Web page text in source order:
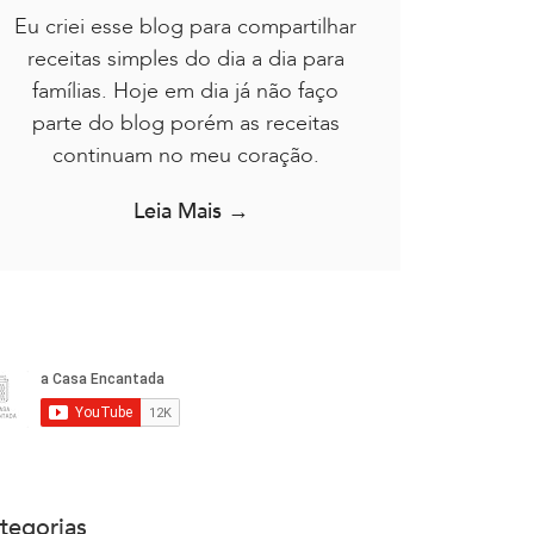
Eu criei esse blog para compartilhar
receitas simples do dia a dia para
famílias. Hoje em dia já não faço
parte do blog porém as receitas
continuam no meu coração.
Leia Mais →